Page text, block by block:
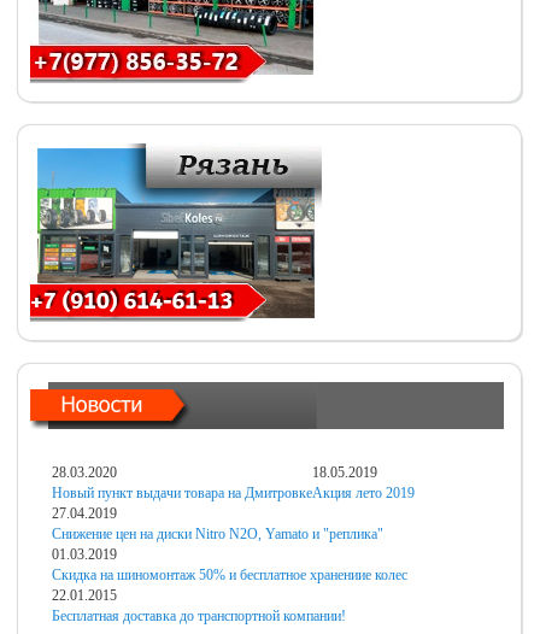
28.03.2020
Новый пункт выдачи товара на Дмитровке
18.05.2019
Акция лето 2019
27.04.2019
Снижение цен на диски Nitro N2O, Yamato и "реплика"
01.03.2019
Скидка на шиномонтаж 50% и бесплатное хранениие колес
22.01.2015
Бесплатная доставка до транспортной компании!